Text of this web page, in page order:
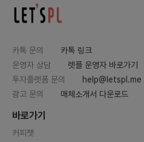
카톡 문의
카톡 링크
운영자 상담
렛플 운영자 바로가기
투자플랫폼 문의
help@letspl.me
광고 문의
매체소개서 다운로드
바로가기
커피챗